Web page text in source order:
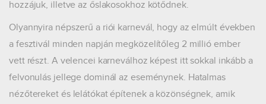
hozzájuk, illetve az őslakosokhoz kötődnek.
Olyannyira népszerű a riói karnevál, hogy az elmúlt években
a fesztivál minden napján megközelítőleg 2 millió ember
vett részt. A velencei karneválhoz képest itt sokkal inkább a
felvonulás jellege dominál az eseménynek. Hatalmas
nézőtereket és lelátókat építenek a közönségnek, amik